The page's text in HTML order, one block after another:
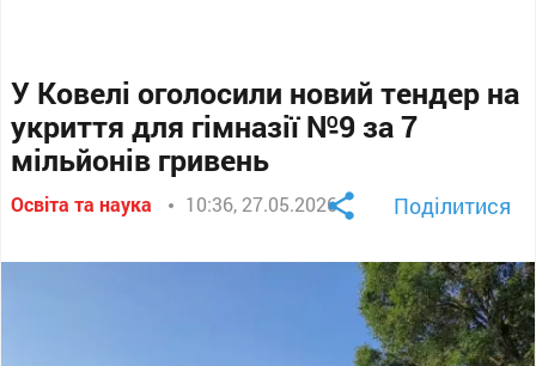
У Ковелі оголосили новий тендер на
укриття для гімназії №9 за 7
мільйонів гривень
Освіта та наука 10:36, 27.05.2026 Поділитися